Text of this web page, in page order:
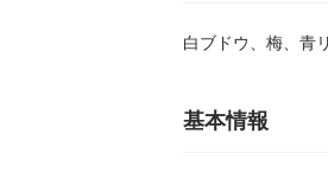
白ブドウ、梅、青
基本情報